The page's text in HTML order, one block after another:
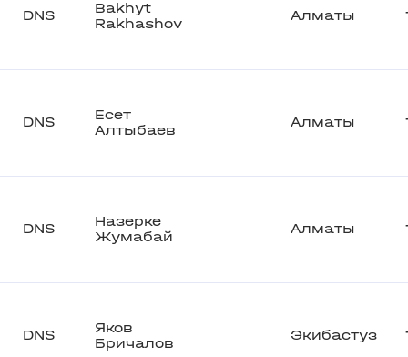
DNS
Bakhyt
Rakhashov
Алматы
DNS
Есет
Алтыбаев
Алматы
DNS
Назерке
Жумабай
Алматы
DNS
Яков
Бричалов
Экибастуз